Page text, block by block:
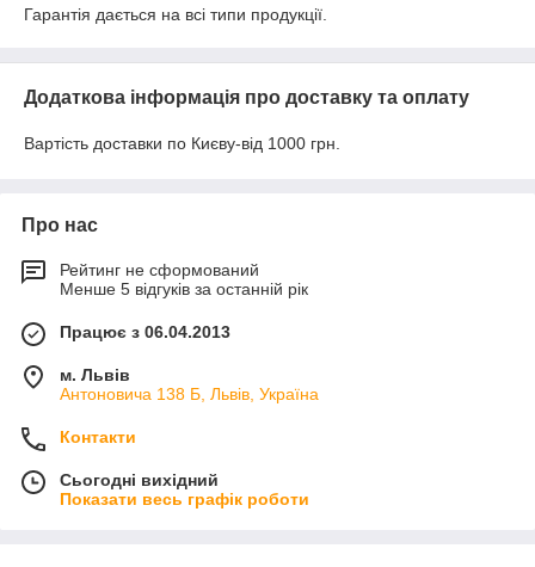
Гарантія дається на всі типи продукції.
Додаткова інформація про доставку та оплату
Вартість доставки по Києву-від 1000 грн.
Про нас
Рейтинг не сформований
Менше 5 відгуків за останній рік
Працює з 06.04.2013
м. Львів
Антоновича 138 Б, Львів, Україна
Контакти
Сьогодні вихідний
Показати весь графік роботи